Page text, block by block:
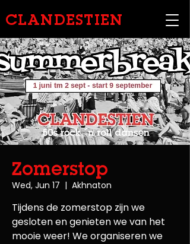
CLANDESTIEN
Zomerstop
Wed, Jun 17
  |
Akhnaton
Tijdens de zomerstop zijn we
gesloten en genieten we van het
mooie weer! We organiseren we